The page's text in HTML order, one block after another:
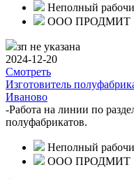
Неполный
ООО ПРОДМИТ
зп не указана
2024-12-20
Смотреть
Изготовитель
Иваново
-Работа на линии по
полуфабрикатов.
Неполный
ООО ПРОДМИТ